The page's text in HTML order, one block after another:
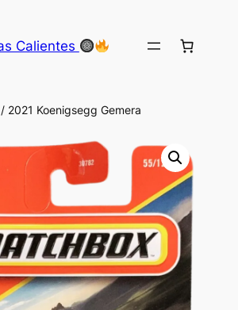
Calientes
2021 Koenigsegg Gemera